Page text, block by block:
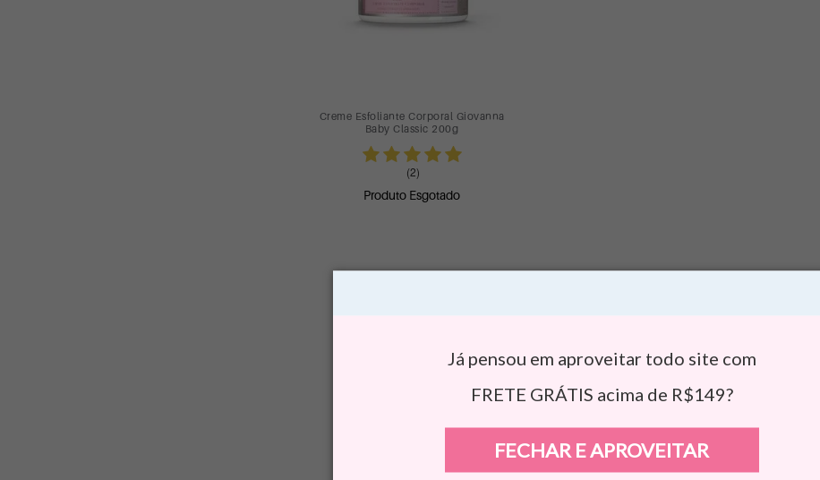
Já pensou em aproveitar todo site com
FRETE GRÁTIS acima de R$149?
FECHAR E APROVEITAR
Creme Esfoliante Corporal Giovanna
Baby Classic 200g
(2)
Produto Esgotado